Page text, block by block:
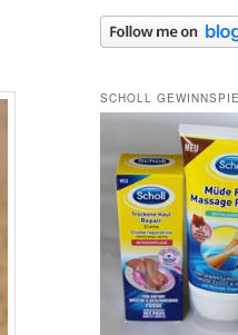
SCHOLL